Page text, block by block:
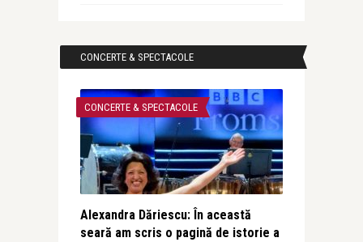
CONCERTE & SPECTACOLE
CONCERTE & SPECTACOLE
Alexandra Dăriescu: În această
seară am scris o pagină de istorie a